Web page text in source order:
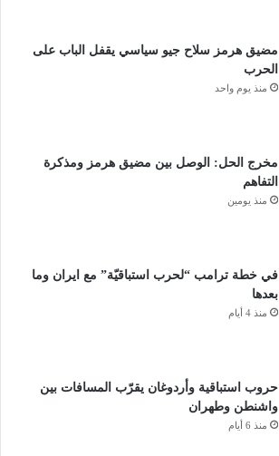
مضيق هرمز سلاح جيو سياسي يقفل الباب على
الحرب
منذ يوم واحد
مخرج الحل: الوصل بين مضيق هرمز ومذكرة
التفاهم
منذ يومين
في خطة ترامب “لحرب استباقيّة” مع ايران وما
بعدها
منذ 4 أيام
حروب استباقية وأردوغان يقرّب المسافات بين
واشنطن وطهران
منذ 6 أيام